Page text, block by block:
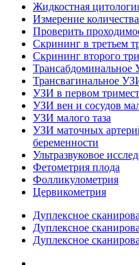
Жидкостная
Измерение
Проверить
Скрининг в третьем
Скрининг второго
Трансабдоминальное
Трансвагинальное
УЗИ в первом
УЗИ вен и сосудов
УЗИ малого таза
УЗИ маточных
беременности
Ультразвуковое
Фетометрия плода
Фолликулометрия
Цервикометрия
Дуплексное
Дуплексное
Дуплексное